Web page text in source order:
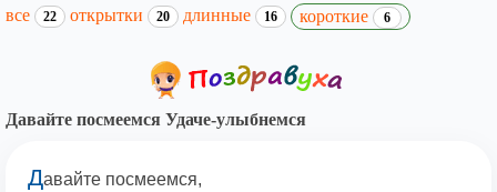
все 22 открытки 20 длинные 16 короткие 6
Давайте посмеемся Удаче-улыбнемся
Давайте посмеемся,